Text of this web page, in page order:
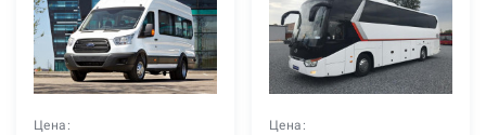
Цена: Цена: